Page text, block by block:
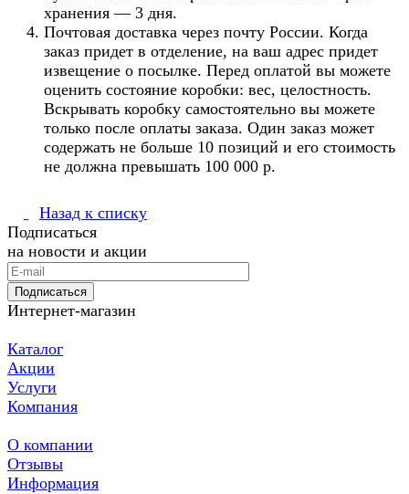
хранения — 3 дня.
Почтовая доставка через почту России. Когда
заказ придет в отделение, на ваш адрес придет
извещение о посылке. Перед оплатой вы можете
оценить состояние коробки: вес, целостность.
Вскрывать коробку самостоятельно вы можете
только после оплаты заказа. Один заказ может
содержать не больше 10 позиций и его стоимость
не должна превышать 100 000 р.
Назад к списку
Подписаться
на новости и акции
Подписаться
Интернет-магазин
Каталог
Акции
Услуги
Компания
О компании
Отзывы
Информация